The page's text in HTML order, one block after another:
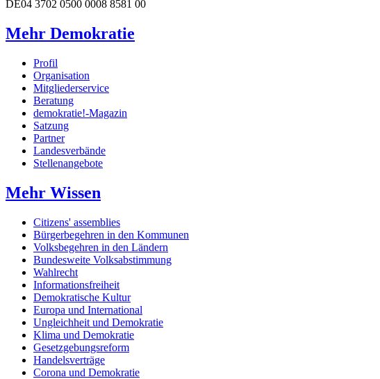
DE04 3702 0500 0008 8581 00
Mehr Demokratie
Profil
Organisation
Mitgliederservice
Beratung
demokratie!-Magazin
Satzung
Partner
Landesverbände
Stellenangebote
Mehr Wissen
Citizens' assemblies
Bürgerbegehren in den Kommunen
Volksbegehren in den Ländern
Bundesweite Volksabstimmung
Wahlrecht
Informationsfreiheit
Demokratische Kultur
Europa und International
Ungleichheit und Demokratie
Klima und Demokratie
Gesetzgebungsreform
Handelsverträge
Corona und Demokratie